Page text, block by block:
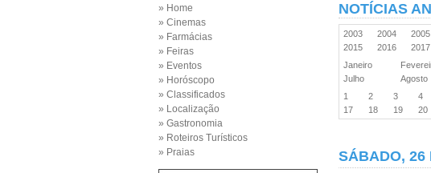
» Home
» Cinemas
» Farmácias
» Feiras
» Eventos
» Horóscopo
» Classificados
» Localização
» Gastronomia
» Roteiros Turísticos
» Praias
NOTÍCIAS
2003 2004 2005
2015
2016 2017
Janeiro
Julho
Agosto
1
2 3 4
17
18 19 20
SÁBADO, 26